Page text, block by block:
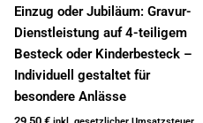
Einzug oder Jubiläum: Gravur-
Dienstleistung auf 4-teiligem
Besteck oder Kinderbesteck –
Individuell gestaltet für
besondere Anlässe